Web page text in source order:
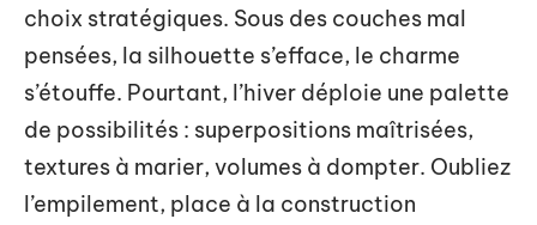
choix stratégiques. Sous des couches mal
pensées, la silhouette s’efface, le charme
s’étouffe. Pourtant, l’hiver déploie une palette
de possibilités : superpositions maîtrisées,
textures à marier, volumes à dompter. Oubliez
l’empilement, place à la construction